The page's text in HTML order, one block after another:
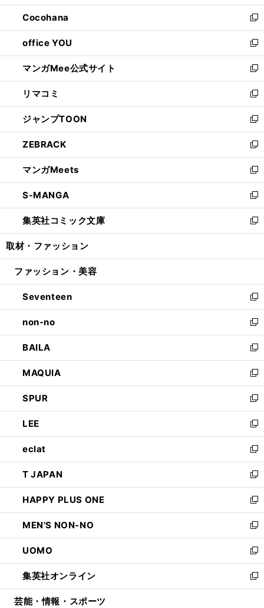
開
く
ウ
で
開
く
ン
ド
ウ
で
開
く
し
い
ウ
ィ
ン
ド
ウ
で
開
く
Cocohana
新
し
い
ウ
ィ
ン
ド
ウ
で
開
く
office YOU
新
し
い
ウ
ィ
ン
ド
ウ
で
開
く
マンガMee公式サイト
新
し
い
ウ
ィ
ン
ド
ウ
で
開
く
リマコミ
新
し
い
ウ
ィ
ン
ド
ウ
で
開
く
ジャンプTOON
新
し
い
ウ
ィ
ン
ド
ウ
で
開
ZEBRACK
新
し
い
ウ
ィ
ン
ド
ウ
開
マンガMeets
新
し
い
ウ
ィ
ン
ウ
開
く
S-MANGA
新
し
い
ウ
ン
ウ
で
開
く
集英社コミック文庫
新
し
ウ
ン
ド
ウ
で
開
く
取材・ファッション
ファッション・美容
Seventeen
新
し
い
ウ
ィ
ン
ド
ウ
で
開
く
non-no
新
し
い
ウ
ィ
ン
ド
ウ
で
開
く
BAILA
新
し
い
ウ
ィ
ン
ド
ウ
で
開
く
MAQUIA
新
し
い
ウ
ィ
ン
ド
ウ
で
開
く
SPUR
新
し
い
ウ
ィ
ン
ド
ウ
で
開
く
LEE
新
し
い
ウ
ィ
ン
ド
ウ
で
開
く
eclat
新
し
い
ウ
ィ
ン
ド
ウ
で
開
く
T JAPAN
新
し
い
ウ
ィ
ン
ド
ウ
で
開
HAPPY PLUS ONE
新
し
い
ウ
ィ
ン
ド
ウ
MEN'S NON-NO
新
し
い
ウ
ィ
ン
UOMO
新
し
い
ウ
集英社オンライン
新
し
芸能・情報・スポーツ